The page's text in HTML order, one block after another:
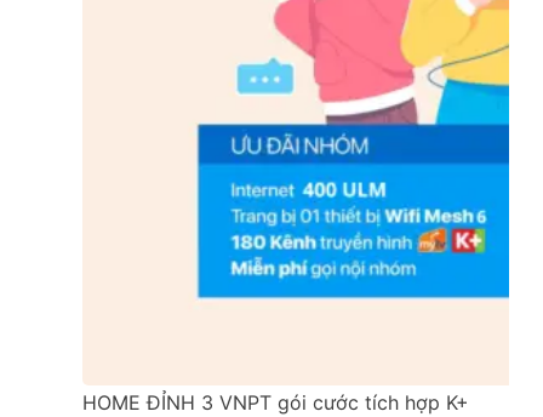
HOME ĐỈNH 3 VNPT gói cước tích hợp K+